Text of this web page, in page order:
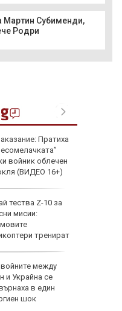
Мартин Субименди,
Родри
Пратиха
войник облечен
(ВИДЕО 16+)
тества Z-10 за
мисии:
тренират
между
и Украйна се
в един
шок